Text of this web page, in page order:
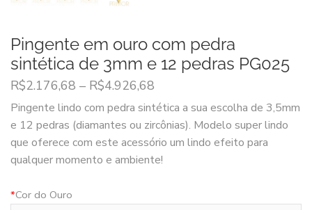
Pingente em ouro com pedra
sintética de 3mm e 12 pedras PG025
R$2.176,68 – R$4.926,68
Pingente lindo com pedra sintética a sua escolha de 3,5mm
e 12 pedras (diamantes ou zircônias). Modelo super lindo
que oferece com este acessório um lindo efeito para
qualquer momento e ambiente!
*Cor do Ouro